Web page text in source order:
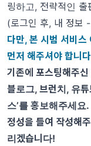
링하고, 전략적인 출
(로그인 후, 내 정보
다만, 본 시범 서비스
먼저 해주셔야 합니
기존에 포스팅해주
블로그, 브런치, 유
스’를 홍보해주세요.
정성을 들여 작성해
리겠습니다!